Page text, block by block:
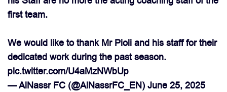
first team.
We would like to thank Mr Pioli and his staff for their
dedicated work during the past season.
pic.twitter.com/U4aMzNWbUp
— AlNassr FC (@AlNassrFC_EN) June 25, 2025